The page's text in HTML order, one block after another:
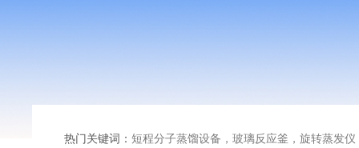
热门关键词： 短程分子蒸馏设备，玻璃反应釜，旋转蒸发